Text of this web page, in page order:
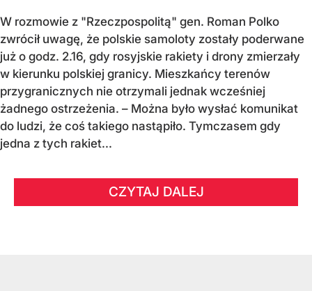
W rozmowie z "Rzeczpospolitą" gen. Roman Polko
zwrócił uwagę, że polskie samoloty zostały poderwane
już o godz. 2.16, gdy rosyjskie rakiety i drony zmierzały
w kierunku polskiej granicy. Mieszkańcy terenów
przygranicznych nie otrzymali jednak wcześniej
żadnego ostrzeżenia. – Można było wysłać komunikat
do ludzi, że coś takiego nastąpiło. Tymczasem gdy
jedna z tych rakiet...
CZYTAJ DALEJ